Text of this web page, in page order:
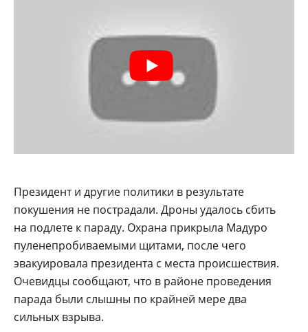
Президент и другие политики в результате
покушения не пострадали. Дроны удалось сбить
на подлете к параду. Охрана прикрыла Мадуро
пуленепробиваемыми щитами, после чего
эвакуировала президента с места происшествия.
Очевидцы сообщают, что в районе проведения
парада были слышны по крайней мере два
сильных взрыва.